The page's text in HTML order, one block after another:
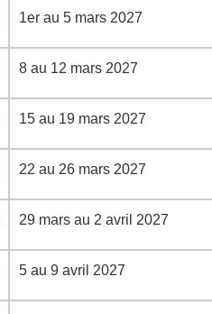
1er au 5 mars 2027
8 au 12 mars 2027
15 au 19 mars 2027
22 au 26 mars 2027
29 mars au 2 avril 2027
5 au 9 avril 2027